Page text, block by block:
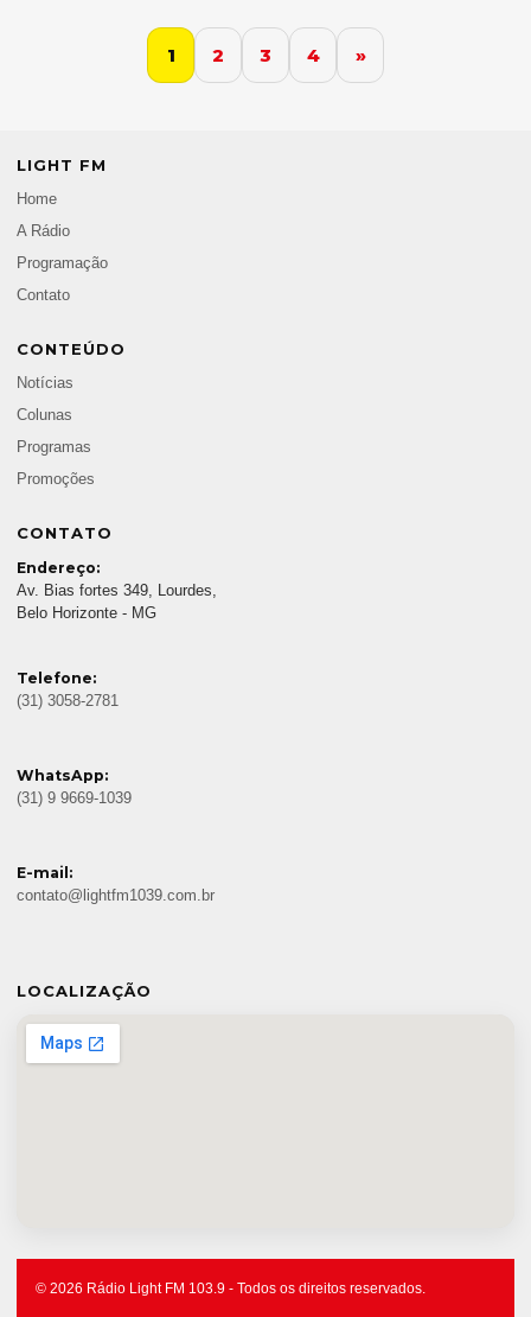
1 2 3 4 »
LIGHT FM
Home
A Rádio
Programação
Contato
CONTEÚDO
Notícias
Colunas
Programas
Promoções
CONTATO
Endereço:
Av. Bias fortes 349, Lourdes,
Belo Horizonte - MG
Telefone:
(31) 3058-2781
WhatsApp:
(31) 9 9669-1039
E-mail:
contato@lightfm1039.com.br
LOCALIZAÇÃO
© 2026 Rádio Light FM 103.9 - Todos os direitos reservados.